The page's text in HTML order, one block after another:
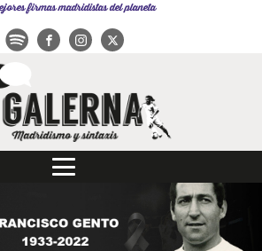
firmas madridistas del planeta